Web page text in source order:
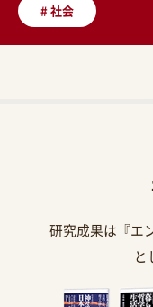
#社会
研究成果は『エ
と